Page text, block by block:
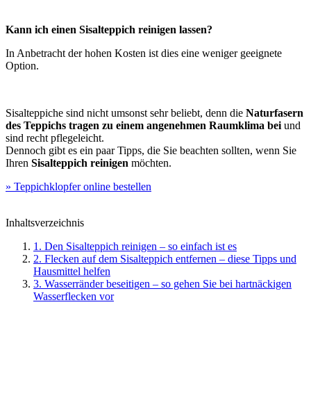
Kann ich einen Sisalteppich reinigen lassen?
In Anbetracht der hohen Kosten ist dies eine weniger geeignete
Option.
Sisalteppiche sind nicht umsonst sehr beliebt, denn die Naturfasern
des Teppichs tragen zu einem angenehmen Raumklima bei und
sind recht pflegeleicht.
Dennoch gibt es ein paar Tipps, die Sie beachten sollten, wenn Sie
Ihren Sisalteppich reinigen möchten.
» Teppichklopfer online bestellen
Inhaltsverzeichnis
1. Den Sisalteppich reinigen – so einfach ist es
2. Flecken auf dem Sisalteppich entfernen – diese Tipps und
Hausmittel helfen
3. Wasserränder beseitigen – so gehen Sie bei hartnäckigen
Wasserflecken vor